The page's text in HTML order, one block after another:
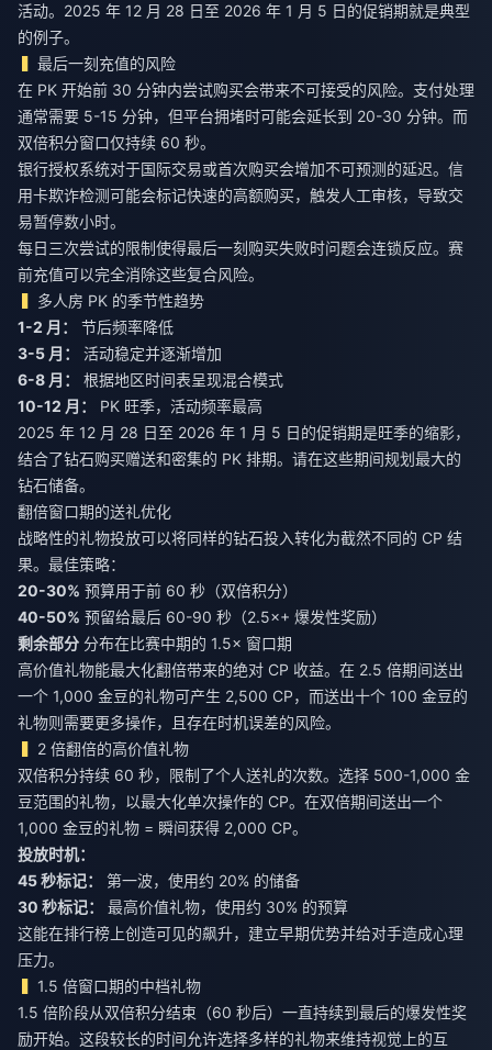
活动。2025 年 12 月 28 日至 2026 年 1 月 5 日的促销期就是典型
的例子。
最后一刻充值的风险
在 PK 开始前 30 分钟内尝试购买会带来不可接受的风险。支付处理
通常需要 5-15 分钟，但平台拥堵时可能会延长到 20-30 分钟。而
双倍积分窗口仅持续 60 秒。
银行授权系统对于国际交易或首次购买会增加不可预测的延迟。信
用卡欺诈检测可能会标记快速的高额购买，触发人工审核，导致交
易暂停数小时。
每日三次尝试的限制使得最后一刻购买失败时问题会连锁反应。赛
前充值可以完全消除这些复合风险。
多人房 PK 的季节性趋势
1-2 月：
3-5 月：
6-8 月：
10-12 月：
PK 旺季，活动频率最高
2025 年 12 月 28 日至 2026 年 1 月 5 日的促销期是旺季的缩影，
结合了钻石购买赠送和密集的 PK 排期。请在这些期间规划最大的
钻石储备。
翻倍窗口期的送礼优化
战略性的礼物投放可以将同样的钻石投入转化为截然不同的 CP 结
果。最佳策略：
20-30% 预算用于前 60 秒（双倍积分）
40-50% 预留给最后 60-90 秒（2.5×+ 爆发性奖励）
剩余部分 分布在比赛中期的 1.5× 窗口期
高价值礼物能最大化翻倍带来的绝对 CP 收益。在 2.5 倍期间送出
一个 1,000 金豆的礼物可产生 2,500 CP，而送出十个 100 金豆的
礼物则需要更多操作，且存在时机误差的风险。
2 倍翻倍的高价值礼物
双倍积分持续 60 秒，限制了个人送礼的次数。选择 500-1,000 金
豆范围的礼物，以最大化单次操作的 CP。在双倍期间送出一个
1,000 金豆的礼物 = 瞬间获得 2,000 CP。
投放时机：
45 秒标记：
第一波，使用约 20% 的储备
30 秒标记：
最高价值礼物，使用约 30% 的预算
这能在排行榜上创造可见的飙升，建立早期优势并给对手造成心理
压力。
1.5 倍窗口期的中档礼物
1.5 倍阶段从双倍积分结束（60 秒后）一直持续到最后的爆发性奖
励开始。这段较长的时间允许选择多样的礼物来维持视觉上的互